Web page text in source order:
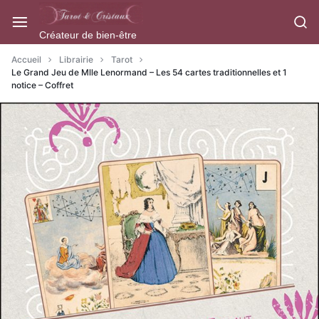
à/au
contenu
Créateur de bien-être
Accueil Librairie
Tarot
Le Grand Jeu de Mlle Lenormand – Les 54 cartes traditionnelles et 1
notice – Coffret